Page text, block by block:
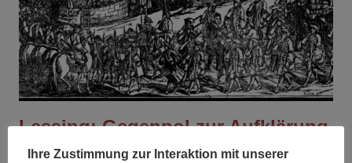
Lessing: Gegenpol zur Aufklärung
Am8. Juli 2022 Von Christa Kaiser InArtikel
Ihre Zustimmung zur Interaktion mit unserer